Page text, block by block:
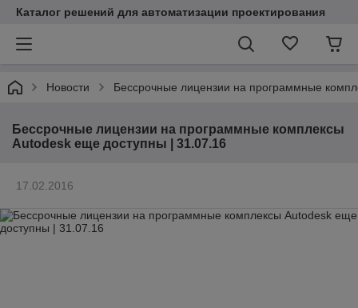
Каталог решений для автоматизации проектирования
Новости Бессрочные лицензии на программные
Бессрочные лицензии на программные комплексы
Autodesk еще доступны | 31.07.16
17.02.2016